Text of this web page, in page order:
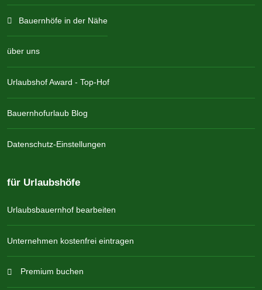
Bauernhöfe in der Nähe
über uns
Urlaubshof Award - Top-Hof
Bauernhofurlaub Blog
Datenschutz-Einstellungen
für Urlaubshöfe
Urlaubsbauernhof bearbeiten
Unternehmen kostenfrei eintragen
Premium buchen